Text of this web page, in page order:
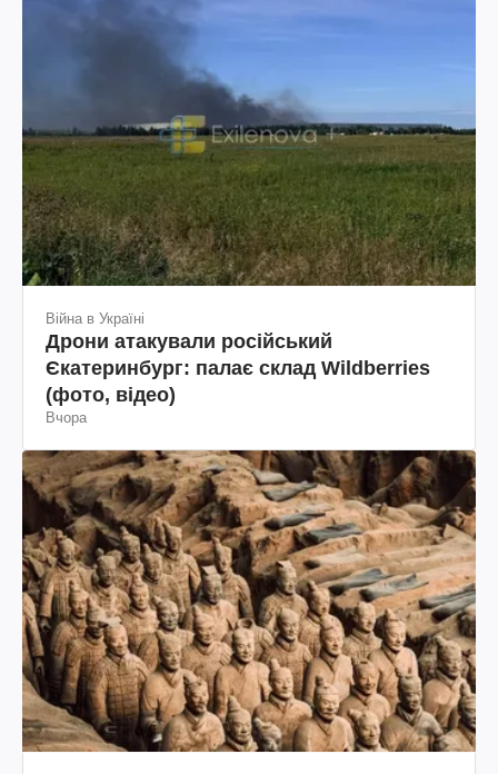
Війна в Україні
Дрони атакували російський
Єкатеринбург: палає склад Wildberries
(фото, відео)
Вчора